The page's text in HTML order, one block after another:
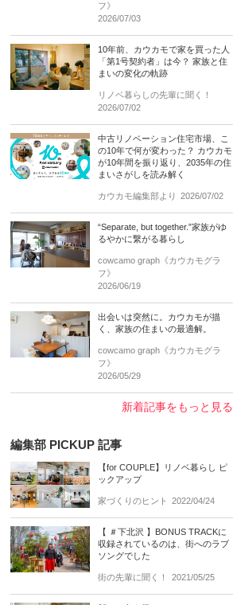
フ》
2026/07/03
10年前、カウカモで家を買った人
「第1号契約者」は今？ 家族と住
まいの変化の軌跡
リノベ暮らしの先輩に聞く！
2026/07/02
中古リノベーション住宅市場、こ
の10年で何が変わった？ カウカモ
が10年間を振り返り、2035年の住
まいさがしを読み解く
カウカモ編集部より 2026/07/02
“Separate, but together.”家族がゆ
るやかに繋がる暮らし
cowcamo graph《カウカモグラ
フ》
2026/06/19
出会いは突然に。カウカモが描
く、家族の住まいの最適解。
cowcamo graph《カウカモグラ
フ》
2026/05/29
新着記事をもっと見る
編集部 PICKUP 記事
【for COUPLE】リノベ暮らし ピ
ックアップ
家づくりのヒント 2022/04/24
【 ＃下北沢 】BONUS TRACKに
収録されているのは、街へのラブ
ソングでした
街の先輩に聞く！ 2021/05/25